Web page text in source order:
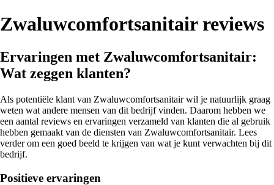
Zwaluwcomfortsanitair reviews
Ervaringen met Zwaluwcomfortsanitair:
Wat zeggen klanten?
Als potentiële klant van Zwaluwcomfortsanitair wil je natuurlijk graag
weten wat andere mensen van dit bedrijf vinden. Daarom hebben we
een aantal reviews en ervaringen verzameld van klanten die al gebruik
hebben gemaakt van de diensten van Zwaluwcomfortsanitair. Lees
verder om een goed beeld te krijgen van wat je kunt verwachten bij dit
bedrijf.
Positieve ervaringen